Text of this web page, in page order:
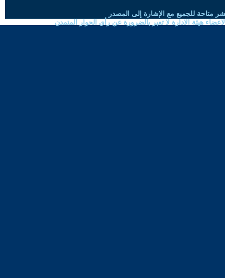
متاحة للجميع مع الإشارة إلى المصدر
هيئة الادارة لا تعبر بالضرورة عن رأي الحوار المتمدن